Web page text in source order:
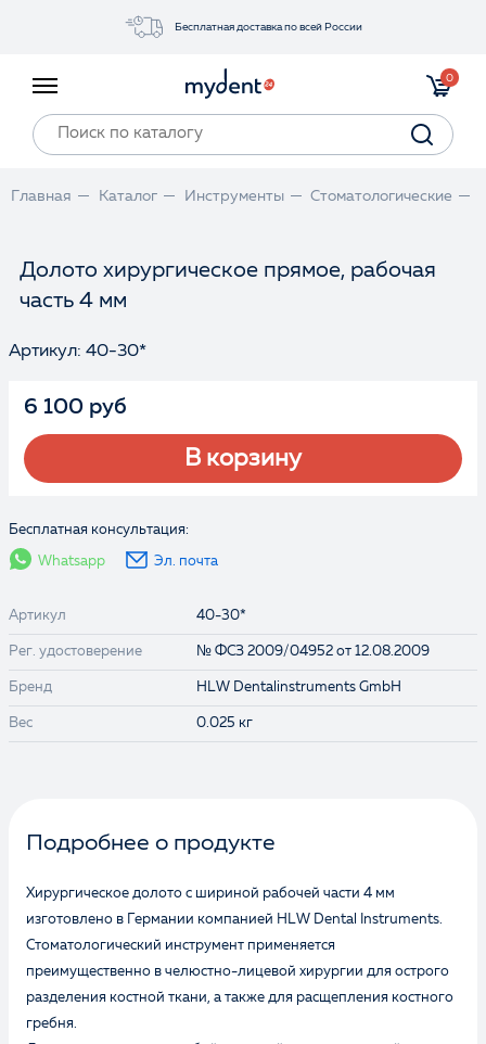
Бесплатная доставка по всей России
0
Главная Каталог Инструменты Стоматологические
Долото хирургическое прямое, рабочая
часть 4 мм
Артикул: 40-30*
6 100 руб
В корзину
Бесплатная консультация:
Whatsapp Эл. почта
Артикул 40-30*
Рег. удостоверение № ФСЗ 2009/04952 от 12.08.2009
Бренд HLW Dentalinstruments GmbH
Вес 0.025 кг
Подробнее о продукте
Хирургическое долото с шириной рабочей части 4 мм
изготовлено в Германии компанией HLW Dental Instruments.
Стоматологический инструмент применяется
преимущественно в челюстно-лицевой хирургии для острого
разделения костной ткани, а также для расщепления костного
гребня.